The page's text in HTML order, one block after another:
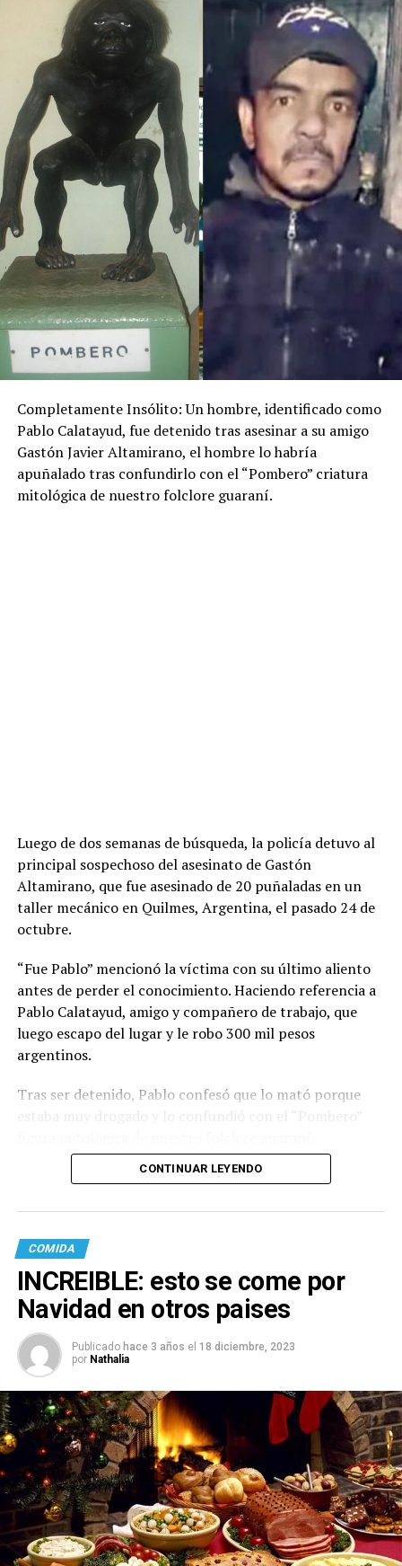
Completamente Insólito: Un hombre, identificado como
Pablo Calatayud, fue detenido tras asesinar a su amigo
Gastón Javier Altamirano, el hombre lo habría
apuñalado tras confundirlo con el “Pombero” criatura
mitológica de nuestro folclore guaraní.
Luego de dos semanas de búsqueda, la policía detuvo al
principal sospechoso del asesinato de Gastón
Altamirano, que fue asesinado de 20 puñaladas en un
taller mecánico en Quilmes, Argentina, el pasado 24 de
octubre.
“Fue Pablo” mencionó la víctima con su último aliento
antes de perder el conocimiento. Haciendo referencia a
Pablo Calatayud, amigo y compañero de trabajo, que
luego escapo del lugar y le robo 300 mil pesos
argentinos.
Tras ser detenido, Pablo confesó que lo mató porque
CONTINUAR LEYENDO
COMIDA
INCREIBLE: esto se come por
Navidad en otros paises
Publicado hace 3 años el 18 diciembre, 2023
por Nathalia